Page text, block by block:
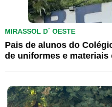
MIRASSOL D´ OESTE
Pais de alunos do
de uniformes e materiais